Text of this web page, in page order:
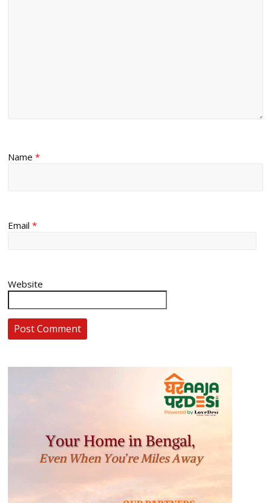
Name*
Email*
Website